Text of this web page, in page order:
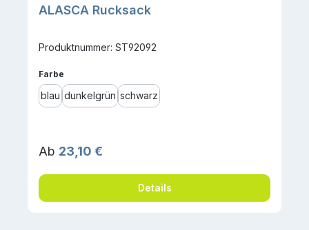
ALASCA Rucksack
Produktnummer: ST92092
Farbe
blau dunkelgrün schwarz
Regulärer Preis:
Ab 23,10 €
Details